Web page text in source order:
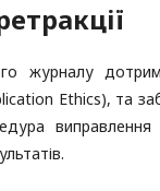
журналу
Ethics), та